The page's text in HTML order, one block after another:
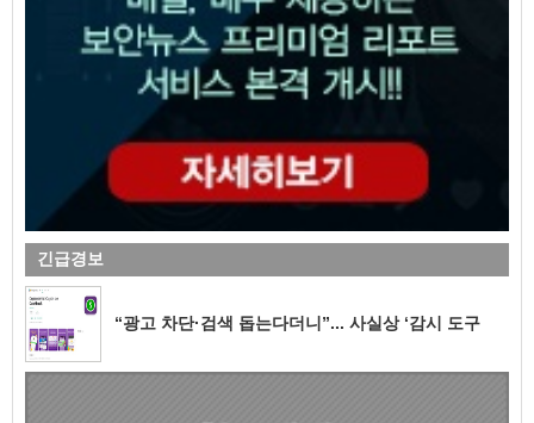
긴급경보
“광고 차단·검색 돕는다더니”... 사실상 ‘감시 도구